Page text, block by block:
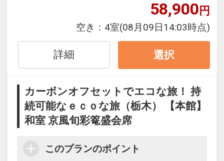
【女性限定】 うれしいおもてなし
●女性のお客様4名様以上のグループの方
中1回
※ご予約時に「お問合せ・ご要望等メ
モ」欄、またはご予約後「マイページ」
にご希望の旨ご記入ください。
※旅行代金に含まれます。
58,900円
空き： 4室(08月09日14:03時点)
詳細 選択
カーボンオフセットでエコな旅！ 持
続可能なｅｃｏな旅（栃木） 【本館】
和室 京風旬彩篭盛会席
このプランのポイント